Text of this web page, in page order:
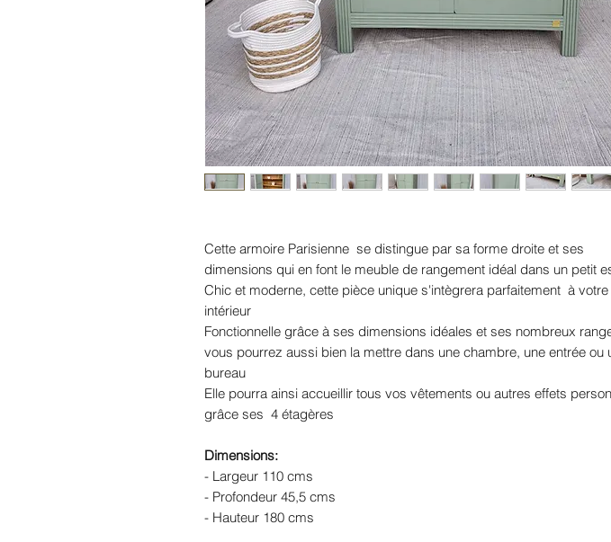
Cette armoire Parisienne se distingue par sa forme droite et ses
dimensions qui en font le meuble de rangement idéal dans un petit
Chic et moderne, cette pièce unique s'intègrera parfaitement à votre
intérieur
Fonctionnelle grâce à ses dimensions idéales et ses nombreux
vous pourrez aussi bien la mettre dans une chambre, une entrée ou
bureau
Elle pourra ainsi accueillir tous vos vêtements ou autres effets
grâce ses 4 étagères
Dimensions:
- Largeur 110 cms
- Profondeur 45,5 cms
- Hauteur 180 cms